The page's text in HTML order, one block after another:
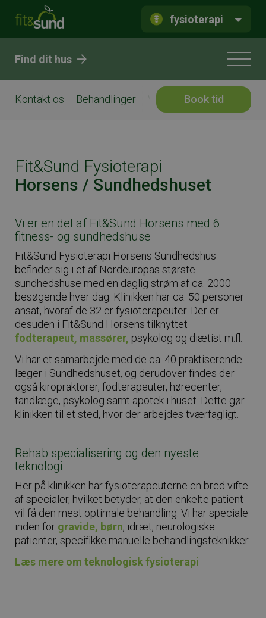
fysioterapi
Find dit hus
Kontakt os Behandlinger Vores team Træning/
Book tid
Fit&Sund Fysioterapi
Horsens / Sundhedshuset
Vi er en del af Fit&Sund Horsens med 6
fitness- og sundhedshuse
Fit&Sund Fysioterapi Horsens Sundhedshus
befinder sig i et af Nordeuropas største
sundhedshuse med en daglig strøm af ca. 2000
besøgende hver dag. Klinikken har ca. 50 personer
ansat, hvoraf de 32 er fysioterapeuter. Der er
desuden i Fit&Sund Horsens tilknyttet
fodterapeut, massører, psykolog og diætist m.fl.
Vi har et samarbejde med de ca. 40 praktiserende
læger i Sundhedshuset, og derudover findes der
også kiropraktorer, fodterapeuter, hørecenter,
tandlæge, psykolog samt apotek i huset. Dette gør
klinikken til et sted, hvor der arbejdes tværfagligt.
Rehab specialisering og den nyeste
teknologi
Her på klinikken har fysioterapeuterne en bred vifte
af specialer, hvilket betyder, at den enkelte patient
vil få den mest optimale behandling. Vi har speciale
inden for gravide, børn, idræt, neurologiske
patienter, specifikke manuelle behandlingsteknikker.
Læs mere om teknologisk fysioterapi